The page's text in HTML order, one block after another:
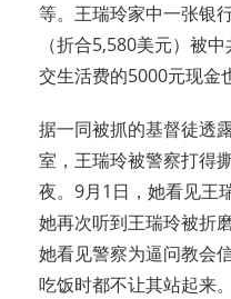
等。王瑞玲家中一张银
（折合5,580美元）被
交生活费的5000元现金
据一同被抓的基督徒透
室，王瑞玲被警察打得
夜。9月1日，她看见王
她再次听到王瑞玲被折
她看见警察为逼问教会
吃饭时都不让其站起来。